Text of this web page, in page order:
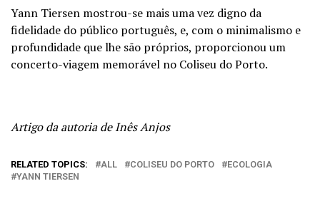
Yann Tiersen mostrou-se mais uma vez digno da
fidelidade do público português, e, com o minimalismo e
profundidade que lhe são próprios, proporcionou um
concerto-viagem memorável no Coliseu do Porto.
Artigo da autoria de Inês Anjos
RELATED TOPICS: ALL COLISEU DO PORTO
ECOLOGIA
YANN TIERSEN